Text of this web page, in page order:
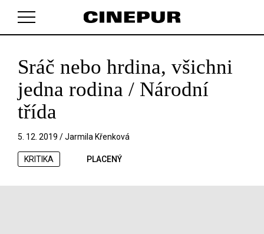
V košíku zatím nemáte žádné položky.
Sráč nebo hrdina, všichni
jedna rodina / Národní
třída
5. 12. 2019 /Jarmila Křenková
KRITIKA PLACENÝ